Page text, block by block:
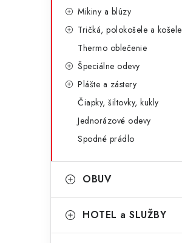
Mikiny a blúzy
Tričká, polokošele a košele
Thermo oblečenie
Špeciálne odevy
Plášte a zástery
Čiapky, šiltovky, kukly
Jednorázové odevy
Spodné prádlo
OBUV
HOTEL a SLUŽBY